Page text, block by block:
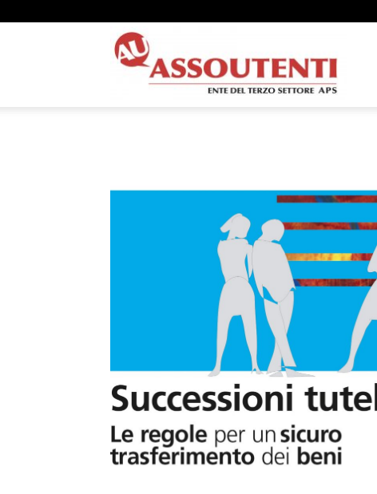
APS
Tutela